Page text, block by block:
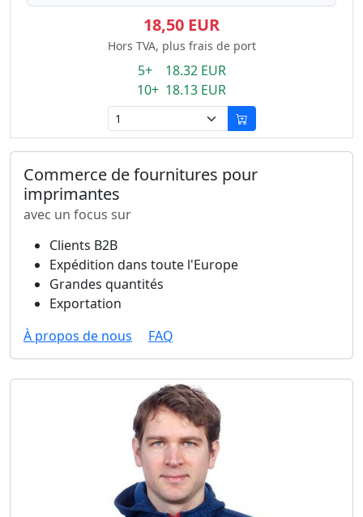
18,50 EUR
Hors TVA, plus frais de port
5+ 18.32 EUR
10+ 18.13 EUR
Commerce de fournitures pour
imprimantes
avec un focus sur
Clients B2B
Expédition dans toute l'Europe
Grandes quantités
Exportation
À propos de nous
FAQ